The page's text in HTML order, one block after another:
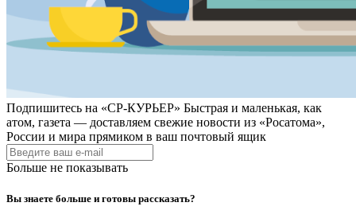
Подпишитесь на «СР-КУРЬЕР» Быстрая и маленькая, как
атом, газета — доставляем свежие новости из «Росатома»,
России и мира прямиком в ваш почтовый ящик
Больше не показывать
Вы знаете больше и готовы рассказать?